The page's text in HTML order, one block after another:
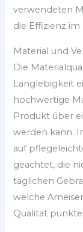
verwendeten
die Effizienz im
Material und
Die
Langlebigkeit
hochwertige
Produkt über
werden kann.
auf
geachtet, die
täglichen
welche
Qualität